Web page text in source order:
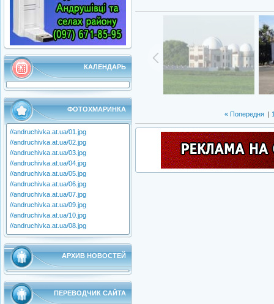
КАЛЕНДАРЬ
ФОТОХМАРИНКА
//andruchivka.at.ua/01.jpg
//andruchivka.at.ua/02.jpg
//andruchivka.at.ua/03.jpg
//andruchivka.at.ua/04.jpg
//andruchivka.at.ua/05.jpg
//andruchivka.at.ua/06.jpg
//andruchivka.at.ua/07.jpg
//andruchivka.at.ua/09.jpg
//andruchivka.at.ua/10.jpg
//andruchivka.at.ua/08.jpg
АРХИВ НОВОСТЕЙ
ПЕРЕВОДЧИК САЙТА
« Попередня |